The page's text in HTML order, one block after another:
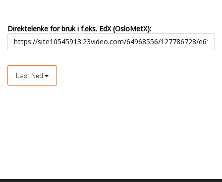
Direktelenke for bruk i f.eks. EdX (OsloMetX):
Last Ned